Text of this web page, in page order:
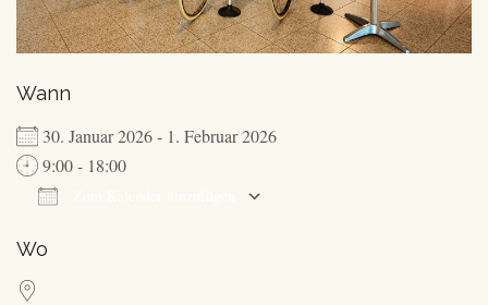
Wann
30. Januar 2026 - 1. Februar 2026
9:00 - 18:00
Wo